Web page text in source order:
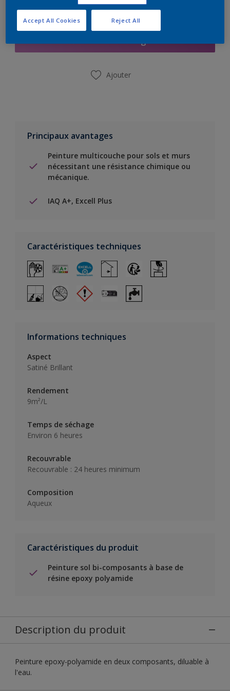
Ajouter à la liste d’achats
Ajouter
Principaux avantages
Peinture multicouche pour sols et murs
nécessitant une résistance chimique ou
mécanique.
IAQ A+, Excell Plus
Caractéristiques techniques
Informations techniques
Aspect
Satiné Brillant
Rendement
9m²/L
Temps de séchage
Environ 6 heures
Recouvrable
Recouvrable : 24 heures minimum
Composition
Aqueux
Caractéristiques du produit
Peinture sol bi-composants à base de
résine epoxy polyamide
Description du produit
Peinture epoxy-polyamide en deux composants, diluable à
l'eau.
Reject All
Accept All Cookies